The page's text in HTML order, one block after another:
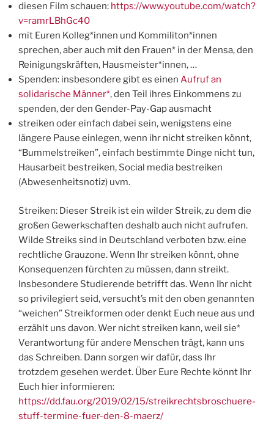
diesen Film schauen: https://www.youtube.com/watch?
v=ramrLBhGc40
mit Euren Kolleg*innen und Kommiliton*innen
sprechen, aber auch mit den Frauen* in der Mensa, den
Reinigungskräften, Hausmeister*innen, …
Spenden: insbesondere gibt es einen Aufruf an
solidarische Männer*, den Teil ihres Einkommens zu
spenden, der den Gender-Pay-Gap ausmacht
streiken oder einfach dabei sein, wenigstens eine
längere Pause einlegen, wenn ihr nicht streiken könnt,
“Bummelstreiken”, einfach bestimmte Dinge nicht tun,
Hausarbeit bestreiken, Social media bestreiken
(Abwesenheitsnotiz) uvm.
Streiken: Dieser Streik ist ein wilder Streik, zu dem die
großen Gewerkschaften deshalb auch nicht aufrufen.
Wilde Streiks sind in Deutschland verboten bzw. eine
rechtliche Grauzone. Wenn Ihr streiken könnt, ohne
Konsequenzen fürchten zu müssen, dann streikt.
Insbesondere Studierende betrifft das. Wenn Ihr nicht
so privilegiert seid, versucht’s mit den oben genannten
“weichen” Streikformen oder denkt Euch neue aus und
erzählt uns davon. Wer nicht streiken kann, weil sie*
Verantwortung für andere Menschen trägt, kann uns
das Schreiben. Dann sorgen wir dafür, dass Ihr
trotzdem gesehen werdet. Über Eure Rechte könnt Ihr
Euch hier informieren:
https://dd.fau.org/2019/02/15/streikrechtsbroschuere-
stuff-termine-fuer-den-8-maerz/